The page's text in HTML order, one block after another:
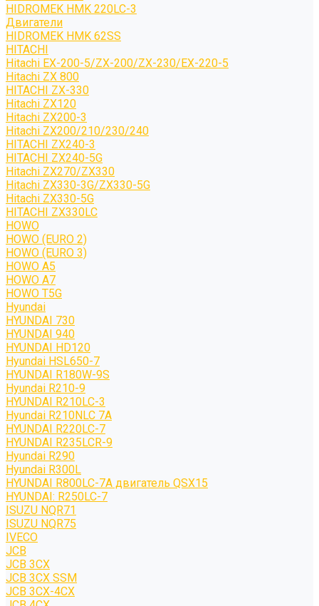
HIDROMEK HMK 220LC-3
Двигатели
HIDROMEK HMK 62SS
HITACHI
Hitachi EX-200-5/ZX-200/ZX-230/EX-220-5
Hitachi ZX 800
HITACHI ZX-330
Hitachi ZX120
Hitachi ZX200-3
Hitachi ZX200/210/230/240
HITACHI ZX240-3
HITACHI ZX240-5G
Hitachi ZX270/ZX330
Hitachi ZX330-3G/ZX330-5G
Hitachi ZX330-5G
HITACHI ZX330LC
HOWO
HOWO (EURO 2)
HOWO (EURO 3)
HOWO A5
HOWO A7
HOWO T5G
Hyundai
HYUNDAI 730
HYUNDAI 940
HYUNDAI HD120
Hyundai HSL650-7
HYUNDAI R180W-9S
Hyundai R210-9
HYUNDAI R210LC-3
Hyundai R210NLC 7A
HYUNDAI R220LC-7
HYUNDAI R235LCR-9
Hyundai R290
Hyundai R300L
HYUNDAI R800LC-7A двигатель QSX15
HYUNDAI: R250LC-7
ISUZU NQR71
ISUZU NQR75
IVECO
JCB
JCB 3CX
JCB 3CX SSM
JCB 3CX-4CX